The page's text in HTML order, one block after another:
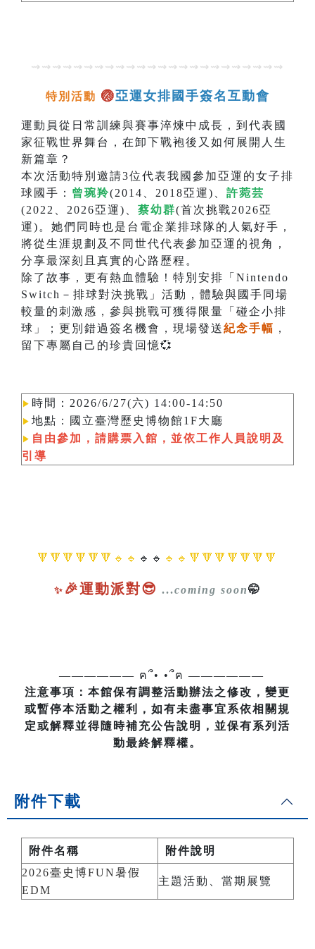
⇝⇝⇝⇝⇝⇝⇝⇝⇝⇝⇝⇝⇝⇝⇝⇝⇝⇝⇝⇝⇝⇝⇝⇝
特別活動 🏐亞運女排國手簽名互動會
運動員從日常訓練與賽事淬煉中成長，到代表國
家征戰世界舞台，在卸下戰袍後又如何展開人生
新篇章？
本次活動特別邀請3位代表我國參加亞運的女子排
球國手： 曾琬羚(2014、2018亞運)、 許菀芸
(2022、2026亞運)、 蔡幼群(首次挑戰2026亞
運)。她們同時也是台電企業排球隊的人氣好手，
將從生涯規劃及不同世代代表參加亞運的視角，
分享最深刻且真實的心路歷程。
除了故事，更有熱血體驗！特別安排「Nintendo
Switch－排球對決挑戰」活動，體驗與國手同場
較量的刺激感，參與挑戰可獲得限量「碰企小排
球」；更別錯過簽名機會，現場發送紀念手幅 ，
留下專屬自己的珍貴回憶💞
▶︎ 時間：2026/6/27(六) 14:00-14:50
▶︎ 地點：國立臺灣歷史博物館1F大廳
▶︎ 自由參加，請購票入館，並依工作人員說明及
引導
🔻🔻🔻🔻🔻🔻🔹🔹 🔹🔹 🔹🔹🔻🔻🔻🔻🔻🔻🔻
✨ 🎉運動派對😎 ...coming soon🤭
—————— ฅ՞• •՞ฅ ——————
注意事項：本館保有調整活動辦法之修改，變更
或暫停本活動之權利，如有未盡事宜系依相關規
定或解釋並得隨時補充公告說明，並保有系列活
動最終解釋權。
附件下載
附件名稱
附件說明
2026臺史博FUN暑假
EDM
主題活動、當期展覽